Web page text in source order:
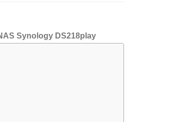
Synology DS218play